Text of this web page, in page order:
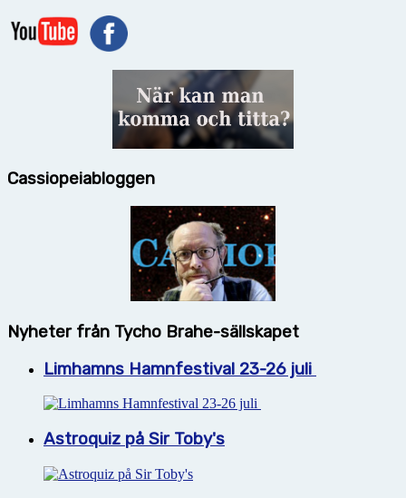
Cassiopeiabloggen
Nyheter från Tycho Brahe-sällskapet
Limhamns Hamnfestival 23-26 juli
Astroquiz på Sir Toby's